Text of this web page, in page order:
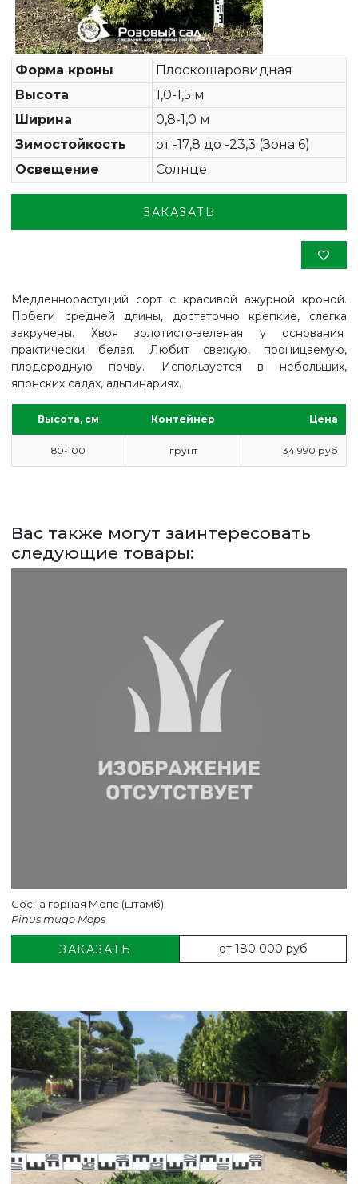
ГЛАВНАЯ
ПРАЙС
ВЕРНУТСЯ НА ГЛАВНЫЙ САЙТ
Форма кроны
Плоскошаровидная
Высота
1,0-1,5 м
Ширина
0,8-1,0 м
Зимостойкость
от -17,8 до -23,3 (Зона 6)
Освещение
Солнце
ЗАКАЗАТЬ
Медленнорастущий сорт с красивой ажурной кроной.
Побеги средней длины, достаточно крепкие, слегка
закручены. Хвоя золотисто-зеленая у основания
практически белая. Любит свежую, проницаемую,
плодородную почву. Используется в небольших,
японских садах, альпинариях.
Высота, см Контейнер Цена
80-100 грунт 34 990 руб
Вас также могут заинтересовать
следующие товары:
Сосна горная Мопс (штамб)
Pinus mugo Mops
ЗАКАЗАТЬ от 180 000 руб